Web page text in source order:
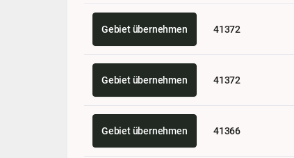
Gebiet übernehmen 41372
Gebiet übernehmen 41372
Gebiet übernehmen 41366